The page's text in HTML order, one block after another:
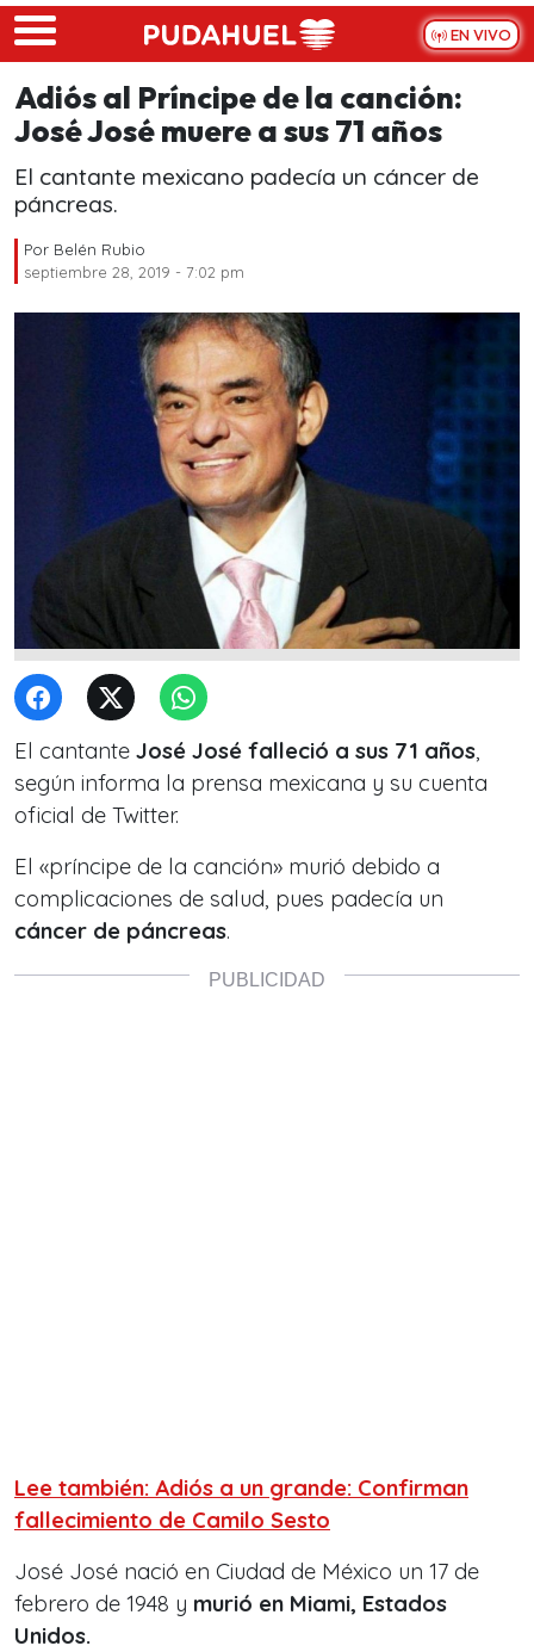
Skip to main content
EN VIVO
Adiós al Príncipe de la canción:
José José muere a sus 71 años
El cantante mexicano padecía un cáncer de
páncreas.
Por Belén Rubio
septiembre 28, 2019 - 7:02 pm
El cantante José José falleció a sus 71 años,
según informa la prensa mexicana y su cuenta
oficial de Twitter.
El «príncipe de la canción» murió debido a
complicaciones de salud, pues padecía un
cáncer de páncreas.
Lee también: Adiós a un grande: Confirman
fallecimiento de Camilo Sesto
José José nació en Ciudad de México un 17 de
febrero de 1948 y murió en Miami, Estados
Unidos.